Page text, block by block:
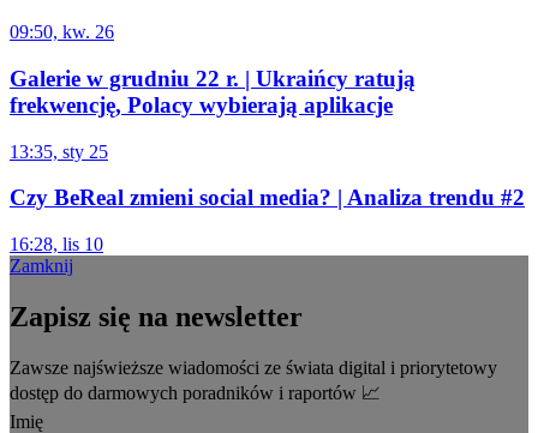
09:50, kw. 26
Galerie w grudniu 22 r. | Ukraińcy ratują
frekwencję, Polacy wybierają aplikacje
13:35, sty 25
Czy BeReal zmieni social media? | Analiza trendu #2
16:28, lis 10
Zamknij
Zapisz się na newsletter
Zawsze najświeższe wiadomości ze świata digital i priorytetowy
dostęp do darmowych poradników i raportów 📈
Imię